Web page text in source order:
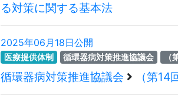
る対策に関する基本法
2025年06月18日公開
医療提供体制 循環器病対策推進協議会 （
循環器病対策推進協議会 （第14